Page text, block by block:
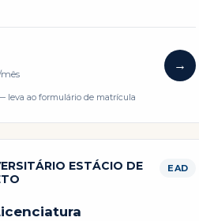
→
leva ao formulário de matrícula
ESTÁCIO DE
EAD